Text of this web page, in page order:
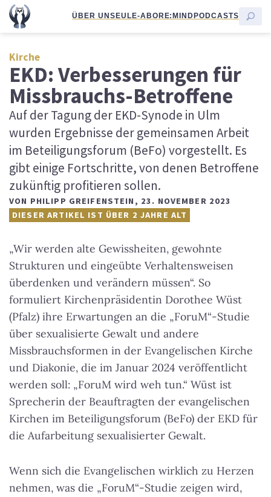
ÜBER UNSEULE-ABORE:MINDPODCASTS
Kirche
EKD: Verbesserungen für
Missbrauchs-Betroffene
Auf der Tagung der EKD-Synode in Ulm
wurden Ergebnisse der gemeinsamen Arbeit
im Beteiligungsforum (BeFo) vorgestellt. Es
gibt einige Fortschritte, von denen Betroffene
zukünftig profitieren sollen.
VON PHILIPP GREIFENSTEIN , 23. NOVEMBER 2023
DIESER ARTIKEL IST ÜBER 2 JAHRE ALT
„Wir werden alte Gewissheiten, gewohnte
Strukturen und eingeübte Verhaltensweisen
überdenken und verändern müssen“. So
formuliert Kirchenpräsidentin Dorothee Wüst
(Pfalz) ihre Erwartungen an die „ForuM“-Studie
über sexualisierte Gewalt und andere
Missbrauchsformen in der Evangelischen Kirche
und Diakonie, die im Januar 2024 veröffentlicht
werden soll: „ForuM wird weh tun.“ Wüst ist
Sprecherin der Beauftragten der evangelischen
Kirchen im Beteiligungsforum (BeFo) der EKD für
die Aufarbeitung sexualisierter Gewalt.
Wenn sich die Evangelischen wirklich zu Herzen
nehmen, was die „ForuM“-Studie zeigen wird,